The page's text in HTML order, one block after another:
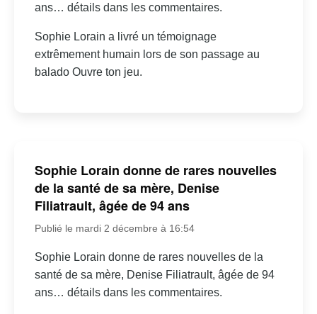
ans… détails dans les commentaires.
Sophie Lorain a livré un témoignage
extrêmement humain lors de son passage au
balado Ouvre ton jeu.
Sophie Lorain donne de rares nouvelles
de la santé de sa mère, Denise
Filiatrault, âgée de 94 ans
Publié le mardi 2 décembre à 16:54
Sophie Lorain donne de rares nouvelles de la
santé de sa mère, Denise Filiatrault, âgée de 94
ans… détails dans les commentaires.